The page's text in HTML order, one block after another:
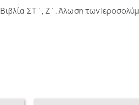
Βιβλία ΣΤ΄, Ζ΄. Άλωση των